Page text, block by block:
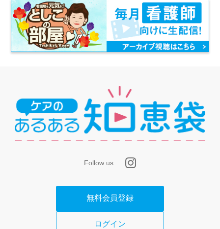
Follow us
無料会員登録
ログイン